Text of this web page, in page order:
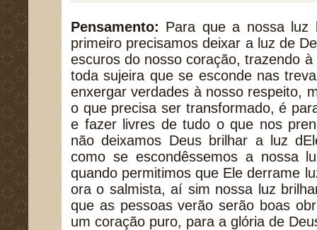
Pensamento: Para que a nossa luz
primeiro precisamos deixar a luz de
escuros do nosso coração, trazendo
toda sujeira que se esconde nas
enxergar verdades à nosso respeito,
o que precisa ser transformado, é
e fazer livres de tudo o que nos
não deixamos Deus brilhar a luz
como se escondêssemos a nossa
quando permitimos que Ele derrame
ora o salmista, aí sim nossa luz
que as pessoas verão serão boas
um coração puro, para a glória de